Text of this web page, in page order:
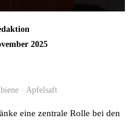
2025
· Apfelsaft
eine zentrale Rolle bei den